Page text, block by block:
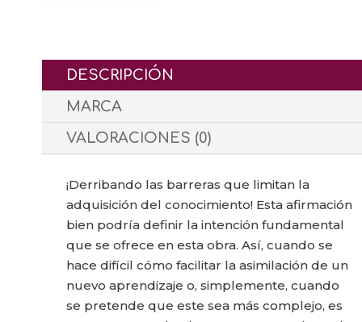
DESCRIPCIÓN
MARCA
VALORACIONES (0)
¡Derribando las barreras que limitan la
adquisición del conocimiento! Esta afirmación
bien podría definir la intención fundamental
que se ofrece en esta obra. Así, cuando se
hace difícil cómo facilitar la asimilación de un
nuevo aprendizaje o, simplemente, cuando
se pretende que este sea más complejo, es